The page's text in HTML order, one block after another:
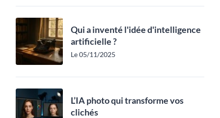
Qui a inventé l'idée d'intelligence
artificielle ?
Le 05/11/2025
L’IA photo qui transforme vos
clichés